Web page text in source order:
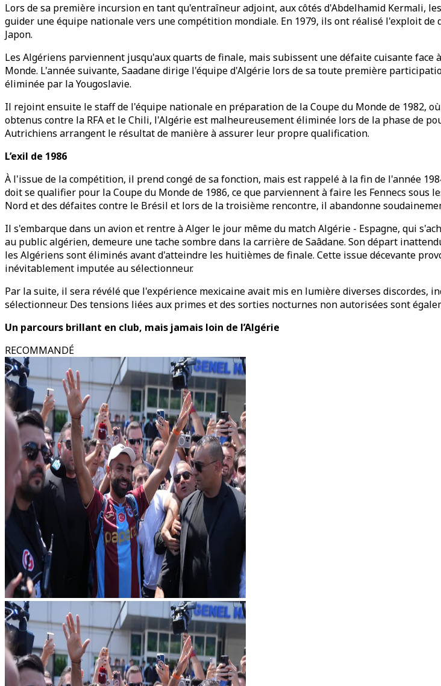
Lors de sa première incursion en tant qu'entraîneur adjoint, aux côtés d'Abdelhamid Kermali,
guider une équipe nationale vers une compétition mondiale. En 1979, ils ont réalisé l'exploit
Japon.
Les Algériens parviennent jusqu'aux quarts de finale, mais subissent une défaite cuisante
Monde. L'année suivante, Saadane dirige l'équipe d'Algérie lors de sa toute première
éliminée par la Yougoslavie.
Il rejoint ensuite le staff de l'équipe nationale en préparation de la Coupe du Monde de 1982,
obtenus contre la RFA et le Chili, l'Algérie est malheureusement éliminée lors de la phase de
Autrichiens arrangent le résultat de manière à assurer leur propre qualification.
L’exil de 1986
À l'issue de la compétition, il prend congé de sa fonction, mais est rappelé à la fin de l'année
doit se qualifier pour la Coupe du Monde de 1986, ce que parviennent à faire les Fennecs
Nord et des défaites contre le Brésil et lors de la troisième rencontre, il abandonne
Il s'embarque dans un avion et rentre à Alger le jour même du match Algérie - Espagne, qui
au public algérien, demeure une tache sombre dans la carrière de Saâdane. Son départ
les Algériens sont éliminés avant d'atteindre les huitièmes de finale. Cette issue décevante
inévitablement imputée au sélectionneur.
Par la suite, il sera révélé que l'expérience mexicaine avait mis en lumière diverses
sélectionneur. Des tensions liées aux primes et des sorties nocturnes non autorisées sont
Un parcours brillant en club, mais jamais loin de l’Algérie
RECOMMANDÉ